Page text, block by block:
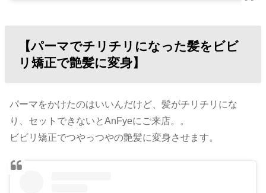
【パーマでチリチリになった髪をビビ
リ矯正で艶髪に変身】
パーマをかけたのはいいんだけど、髪がチリチリにな
り、セットできないとAnFyeにご来店。。
ビビリ矯正でつやっつやの艶髪に変身させます。